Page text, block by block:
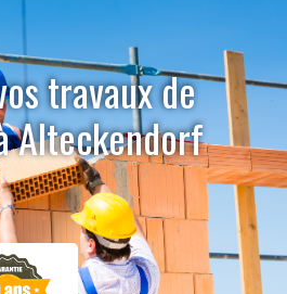
travaux de
Alteckendorf